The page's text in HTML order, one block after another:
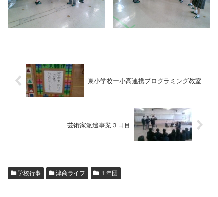
東小学校ー小高連携プログラミング教室
芸術家派遣事業３日目
学校行事 津商ライフ １年団